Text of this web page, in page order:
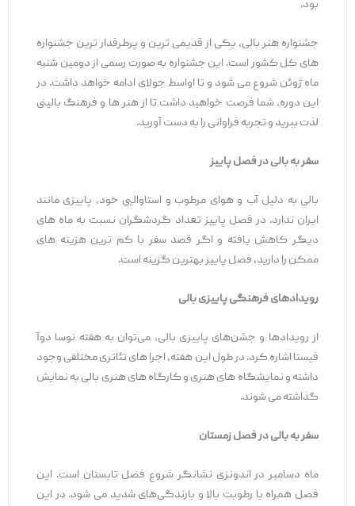
بود.
جشنواره هنر بالی، یکی از قدیمی ‌ترین و پرطرفدار ترین جشنواره
‌های کل کشور است. این جشنواره به صورت رسمی از دومین شنبه
ماه ژوئن شروع می ‌شود و تا اواسط جولای ادامه خواهد داشت. در
این دوره، شما فرصت خواهید داشت تا از هنر ها و فرهنگ بالینی
لذت ببرید و تجربه فراوانی را به دست آورید.
سفر به بالی در فصل پاییز
بالی به دلیل آب و هوای مرطوب و استاوالیی خود، پاییزی مانند
ایران ندارد. در فصل پاییز تعداد گردشگران نسبت به ماه های
دیگر کاهش یافته و اگر قصد سفر با کم ترین هزینه های
ممکن را دارید، فصل پاییز بهترین گزینه است.
رویدادهای فرهنگی پاییزی بالی
از رویدادها و جشن‌های پاییزی بالی، می‌توان به هفته نوسا دوآ
فیستا اشاره کرد. در طول این هفته، اجرا های تئاتری مختلفی وجود
داشته و نمایشگاه‌ های هنری و کارگاه‌ های هنری بالی به نمایش
گذاشته می‌ شوند.
سفر به بالی در فصل زمستان
ماه دسامبر در اندونزی نشانگر شروع فصل تابستان است. این
فصل همراه با رطوبت بالا و بارندگی‌های شدید می شود. در این